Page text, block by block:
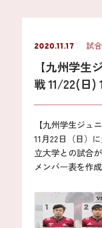
2020.11.17 試
【九州学生
戦 11/22(日)
【九州学生ジュ
11月22日（日）
立大学との試合
メンバー表を作